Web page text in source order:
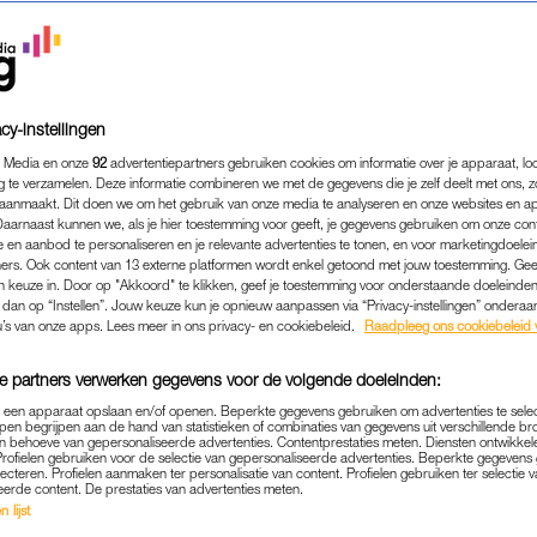
PASSEN BIJ JOU?
DAT UIT
MODE| LINDA.
17-06-2023 | STIJN DE VRIES
of is ijsblauw je favoriet? Maakt geel je flets
welke kleuren bij je passen.
instellingen
en onze 92 advertentiepartners gebruiken cookies om informatie over je apparaat,
te verzamelen. Deze informatie combineren we met de gegevens die je zelf deelt met ons,
Dit doen we om het gebruik van onze media te analyseren en onze websites en
kunnen we, als je hier toestemming voor geeft, je gegevens gebruiken om onze
en aanbod te personaliseren en je relevante advertenties te tonen, en voor
Ook content van 13 externe platformen wordt enkel getoond met jouw toestemming.
keuze in. Door op "Akkoord" te klikken, geef je toestemming voor onderstaande
op “Instellen”. Jouw keuze kun je opnieuw aanpassen via “Privacy-instellingen”
van onze apps. Lees meer in ons privacy- en cookiebeleid.
Raadpleeg ons cookiebeleid
partners verwerken gegevens voor de volgende doeleinden:
apparaat opslaan en/of openen. Beperkte gegevens gebruiken om advertenties te
begrijpen aan de hand van statistieken of combinaties van gegevens uit verschillende
behoeve van gepersonaliseerde advertenties. Contentprestaties meten. Diensten
gebruiken voor de selectie van gepersonaliseerde advertenties. Beperkte
Profielen aanmaken ter personalisatie van content. Profielen gebruiken ter selectie
content. De prestaties van advertenties meten.
lijst